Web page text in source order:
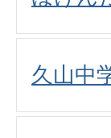
久山中